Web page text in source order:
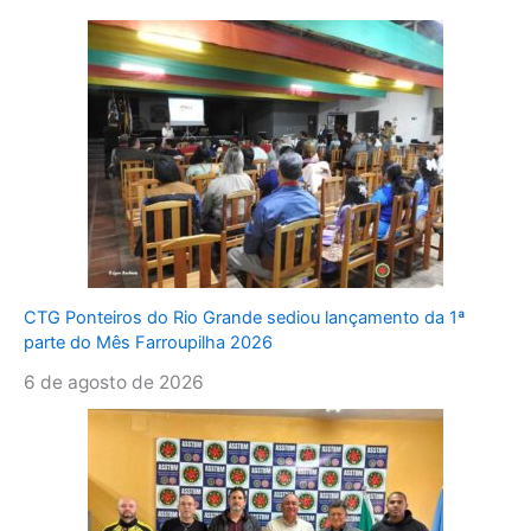
CTG Ponteiros do Rio Grande sediou lançamento da 1ª
parte do Mês Farroupilha 2026
6 de agosto de 2026